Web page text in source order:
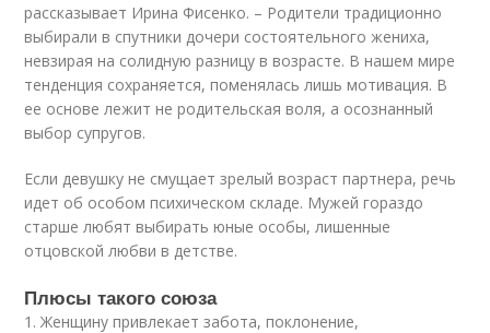
рассказывает Ирина Фисенко. – Родители традиционно
выбирали в спутники дочери состоятельного жениха,
невзирая на солидную разницу в возрасте. В нашем мире
тенденция сохраняется, поменялась лишь мотивация. В
ее основе лежит не родительская воля, а осознанный
выбор супругов.
Если девушку не смущает зрелый возраст партнера, речь
идет об особом психическом складе. Мужей гораздо
старше любят выбирать юные особы, лишенные
отцовской любви в детстве.
Плюсы такого союза
1. Женщину привлекает забота, поклонение,